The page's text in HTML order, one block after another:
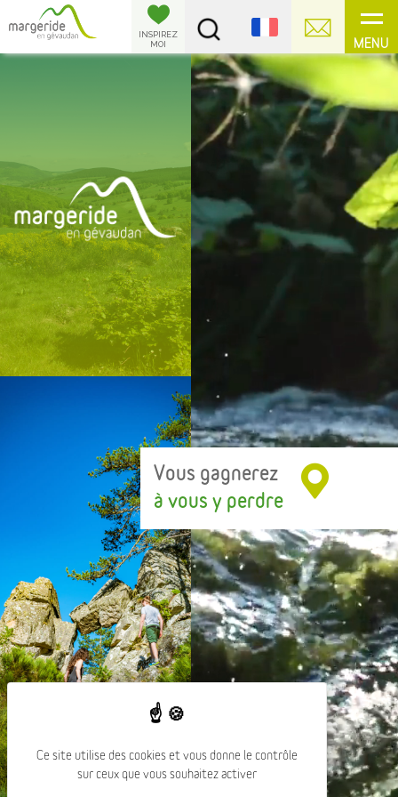
MENU
INSPIREZ
MOI
Vous gagnerez
à vous y perdre
Panneau de gestion des cookies
Ce site utilise des cookies et vous donne le contrôle
sur ceux que vous souhaitez activer